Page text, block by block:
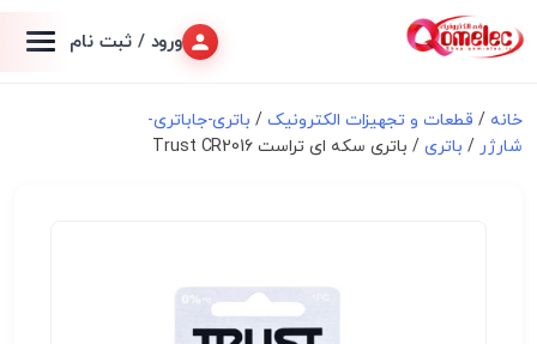
ورود / ثبت نام
خانه / قطعات و تجهیزات الکترونیک/ باتری-جاباتری-
شارژر / باتری/ باتری سکه ای تراست Trust CR2016